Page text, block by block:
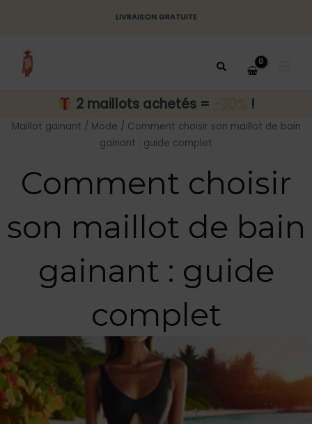
contenu
LIVRAISON GRATUITE
2 maillots achetés = !
Maillot gainant / Mode / Comment choisir son maillot de bain
gainant : guide complet
Comment choisir
son maillot de bain
gainant : guide
complet